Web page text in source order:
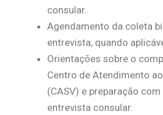
consular.
Agendamento da coleta
entrevista, quando
Orientações sobre o
Centro de Atendimento
(CASV) e preparação com
entrevista consular.